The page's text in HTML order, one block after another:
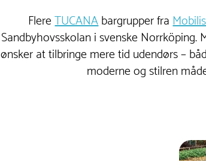
FlereTUCANAbargrupper fra
Sandbyhovsskolan i svenske
ønsker at tilbringe mere tid udendørs –
moderne og stilren